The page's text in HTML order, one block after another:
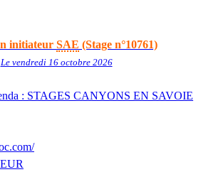
initiateur SAE (Stage n°10761)
Le vendredi 16 octobre 2026